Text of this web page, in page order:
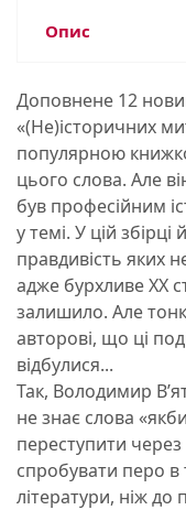
Опис
Доповнене 12
«(Не)історичних
популярною
цього слова. Але
був професійним
у темі. У цій
правдивість яких
адже бурхливе XX
залишило. Але
авторові, що ці
відбулися...
Так, Володимир
не знає слова
переступити через
спробувати перо в
літератури, ніж до